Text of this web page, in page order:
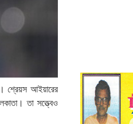
শ্রেয়স আইয়ারের
তা সত্ত্বেও